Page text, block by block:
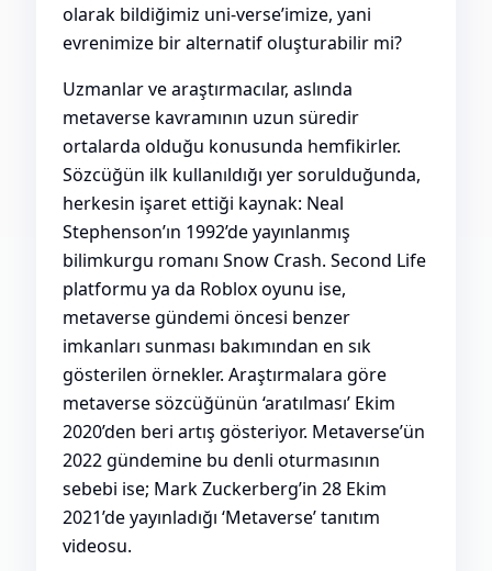
olarak bildiğimiz uni-verse’imize, yani
evrenimize bir alternatif oluşturabilir mi?
Uzmanlar ve araştırmacılar, aslında
metaverse kavramının uzun süredir
ortalarda olduğu konusunda hemfikirler.
Sözcüğün ilk kullanıldığı yer sorulduğunda,
herkesin işaret ettiği kaynak: Neal
Stephenson’ın 1992’de yayınlanmış
bilimkurgu romanı Snow Crash. Second Life
platformu ya da Roblox oyunu ise,
metaverse gündemi öncesi benzer
imkanları sunması bakımından en sık
gösterilen örnekler. Araştırmalara göre
metaverse sözcüğünün ‘aratılması’ Ekim
2020’den beri artış gösteriyor. Metaverse’ün
2022 gündemine bu denli oturmasının
sebebi ise; Mark Zuckerberg’in 28 Ekim
2021’de yayınladığı ‘Metaverse’ tanıtım
videosu.